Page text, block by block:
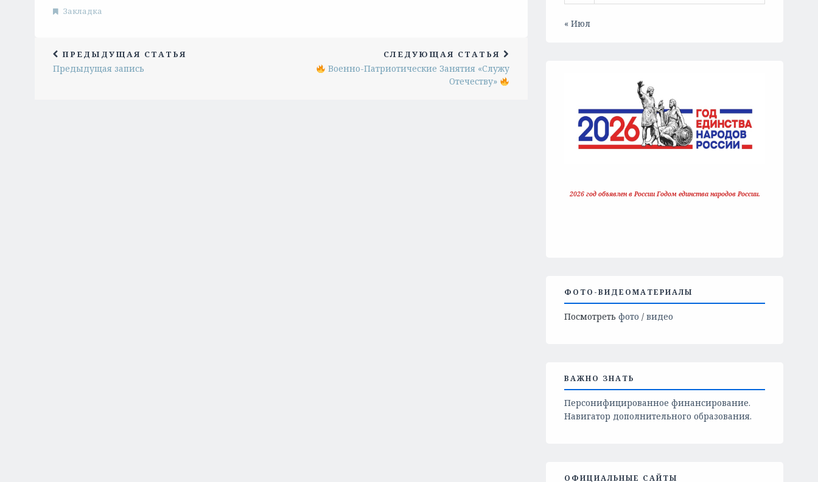
Закладка
ПРЕДЫДУЩАЯ СТАТЬЯ
Предыдущая запись
СЛЕДУЮЩАЯ СТАТЬЯ
Военно-Патриотические Занятия «Служу
Отечеству»
« Июл
2026 год объявлен в России Годом единства народов России.
ФОТО-ВИДЕОМАТЕРИАЛЫ
Посмотреть фото / видео
ВАЖНО ЗНАТЬ
Персонифицированное финансирование.
Навигатор дополнительного образования.
ОФИЦИАЛЬНЫЕ САЙТЫ